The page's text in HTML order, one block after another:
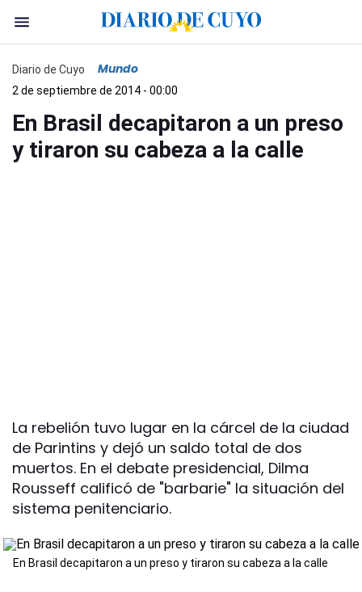
Diario de Cuyo Mundo
2 de septiembre de 2014 - 00:00
En Brasil decapitaron a un preso
y tiraron su cabeza a la calle
La rebelión tuvo lugar en la cárcel de la ciudad
de Parintins y dejó un saldo total de dos
muertos. En el debate presidencial, Dilma
Rousseff calificó de "barbarie" la situación del
sistema penitenciario.
En Brasil decapitaron a un preso y tiraron su cabeza a la calle